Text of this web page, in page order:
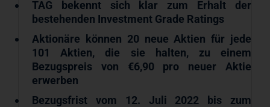
TAG bekennt sich klar zum Erhalt der
bestehenden Investment Grade Ratings
Aktionäre können 20 neue Aktien für jede
101 Aktien, die sie halten, zu einem
Bezugspreis von €6,90 pro neuer Aktie
erwerben
Bezugsfrist vom 12.
Juli 2022 bis zum